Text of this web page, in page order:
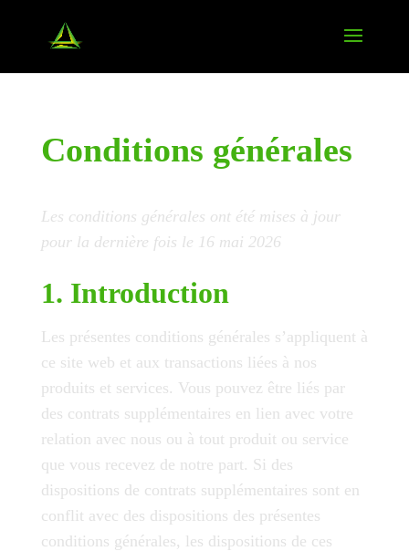
Conditions générales
Les conditions générales ont été mises à jour
pour la dernière fois le 16 mai 2026
1. Introduction
Les présentes conditions générales s’appliquent à
ce site web et aux transactions liées à nos
produits et services. Vous pouvez être liés par
des contrats supplémentaires en lien avec votre
relation avec nous ou à tout produit ou service
que vous recevez de notre part. Si des
dispositions de contrats supplémentaires sont en
conflit avec des dispositions des présentes
conditions générales, les dispositions de ces